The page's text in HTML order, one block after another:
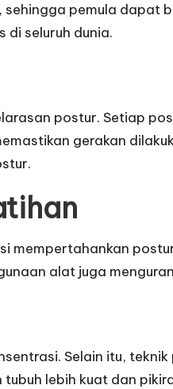
pemula dapat
di seluruh dunia.
postur. Setiap
gerakan
mempertahankan
alat juga
Selain itu,
lebih kuat dan